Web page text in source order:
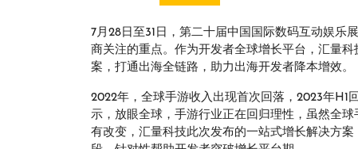
7月28日至31日，第二十届中国国际数码互动娱乐
商关注的重点。作为开发者全球增长平台，汇量
案，打通出海全链路，助力出海开发者降本增效。
2022年，全球手游收入出现首次回落，2023年H1
示，放眼全球，手游行业正在回归理性，虽然全
有改变，汇量科技此次发布的一站式增长解决方